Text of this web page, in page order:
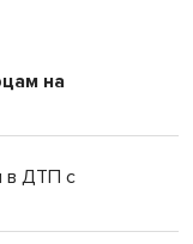
на
в ДТП с